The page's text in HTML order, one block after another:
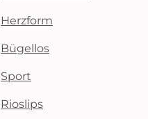
Herzform
Bügellos
Sport
Rioslips